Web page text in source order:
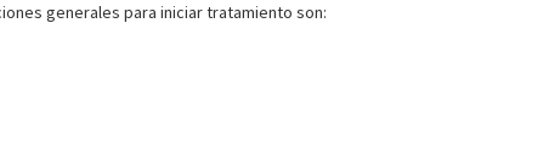
generales para iniciar tratamiento son: